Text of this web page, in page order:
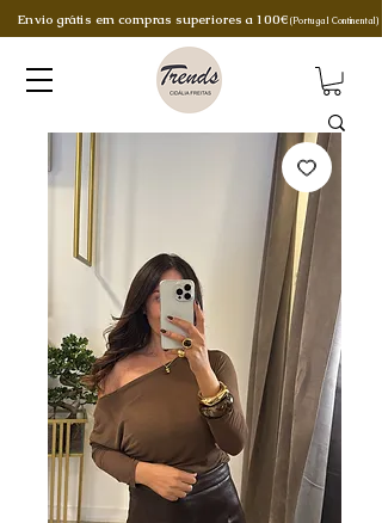
Envio grátis em compras superiores a 100€ (Portugal Continental)